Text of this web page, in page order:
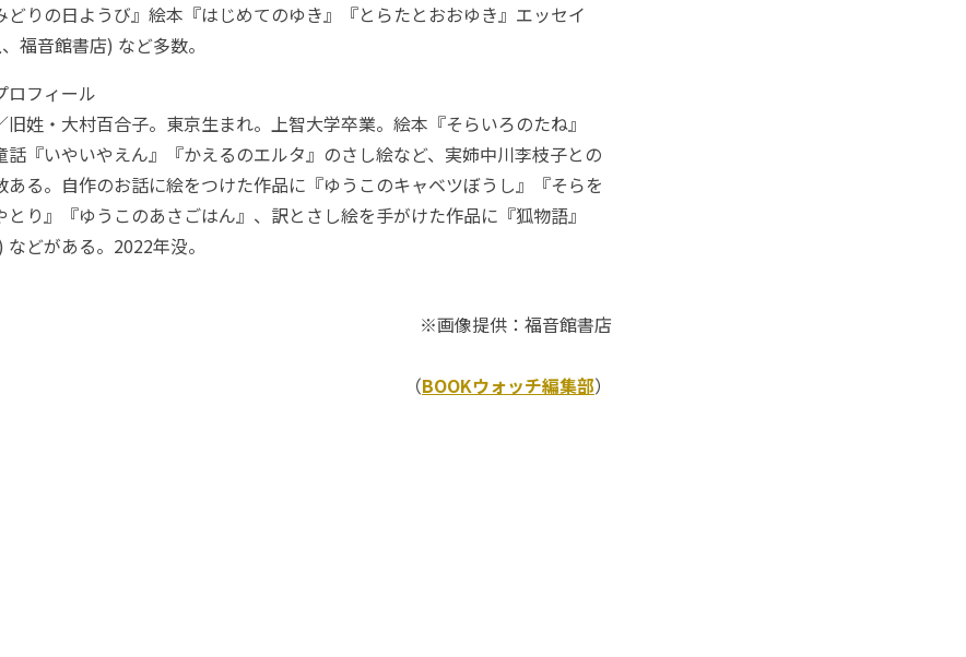
どりの日ようび』絵本『はじめてのゆき』『とらたとおおゆき』エッセイ
福音館書店) など多数。
フィール
姓・大村百合子。東京生まれ。上智大学卒業。絵本『そらいろのたね』
話『いやいやえん』『かえるのエルタ』のさし絵など、実姉中川李枝子との
ある。自作のお話に絵をつけた作品に『ゆうこのキャベツぼうし』『そらを
とり』『ゆうこのあさごはん』、訳とさし絵を手がけた作品に『狐物語』
どがある。2022年没。
※画像提供：福音館書店
（BOOKウォッチ編集部）